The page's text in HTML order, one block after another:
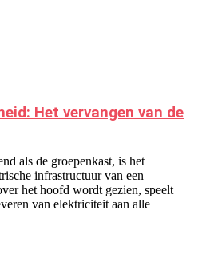
Het vervangen van de
als de groepenkast, is het
infrastructuur van een
het hoofd wordt gezien, speelt
van elektriciteit aan alle